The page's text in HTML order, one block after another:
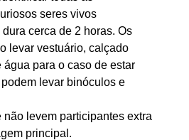
seres vivos
cerca de 2 horas. Os
levar vestuário, calçado
para o caso de estar
levar binóculos e
não levem participantes extra
principal.